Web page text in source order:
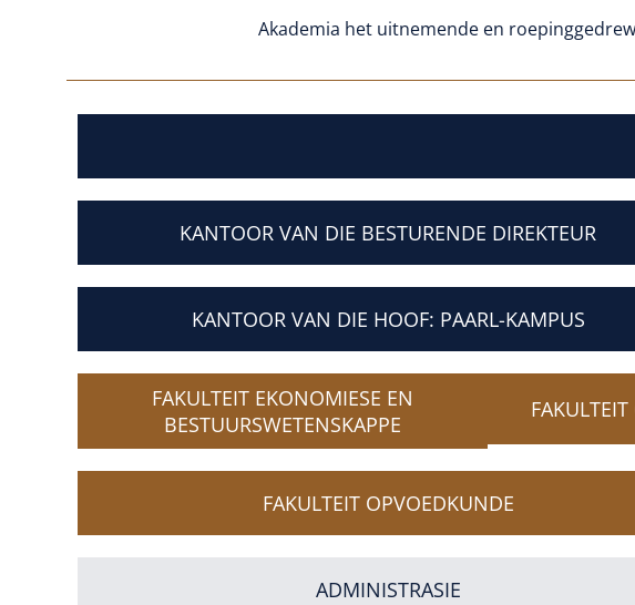
Akademia het uitnemende en
KANTOOR VAN DIE BESTURENDE DIREKTEUR
KANTOOR VAN DIE HOOF: PAARL-KAMPUS
FAKULTEIT EKONOMIESE EN
BESTUURSWETENSKAPPE
FAKULTEIT
FAKULTEIT OPVOEDKUNDE
ADMINISTRASIE